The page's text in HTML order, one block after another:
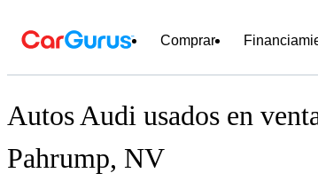
Comprar
Autos Audi usados en
Pahrump, NV